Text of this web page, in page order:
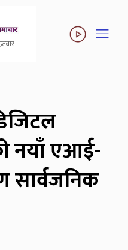
नयाँ एआई-